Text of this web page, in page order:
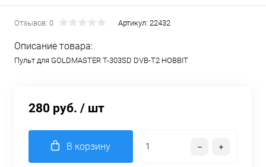
Отзывов: 0 Артикул: 22432
Описание товара:
Пульт для GOLDMASTER T-303SD DVB-T2 HOBBIT
280 руб. / шт
В корзину